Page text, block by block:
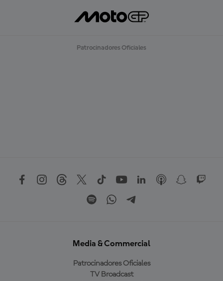
Patrocinadores Oficiales
Media & Commercial
Patrocinadores Oficiales
TV Broadcast